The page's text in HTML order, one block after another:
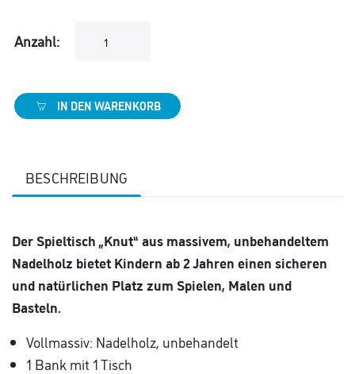
Anzahl:
IN DEN WARENKORB
BESCHREIBUNG
Der Spieltisch „Knut“ aus massivem, unbehandeltem
Nadelholz bietet Kindern ab 2 Jahren einen sicheren
und natürlichen Platz zum Spielen, Malen und
Basteln.
Vollmassiv: Nadelholz, unbehandelt
1 Bank mit 1 Tisch